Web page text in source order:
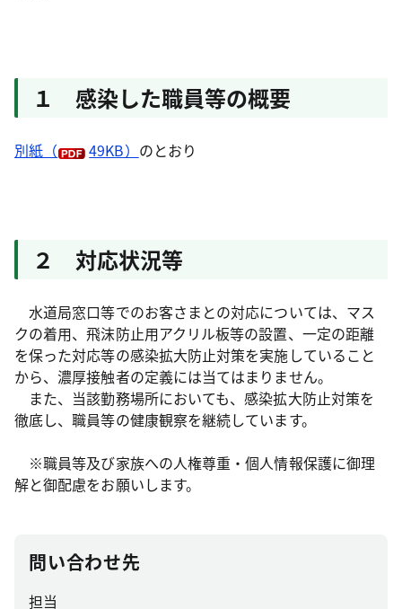
１ 感染した職員等の概要
別紙（ 49KB） のとおり
２ 対応状況等
水道局窓口等でのお客さまとの対応については、マス
クの着用、飛沫防止用アクリル板等の設置、一定の距離
を保った対応等の感染拡大防止対策を実施していること
から、濃厚接触者の定義には当てはまりません。
また、当該勤務場所においても、感染拡大防止対策を
徹底し、職員等の健康観察を継続しています。
※職員等及び家族への人権尊重・個人情報保護に御理
解と御配慮をお願いします。
問い合わせ先
担当